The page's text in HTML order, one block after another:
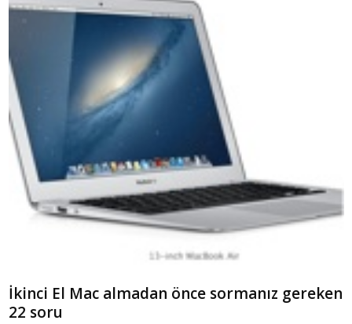
İkinci El Mac almadan önce sormanız gereken
22 soru